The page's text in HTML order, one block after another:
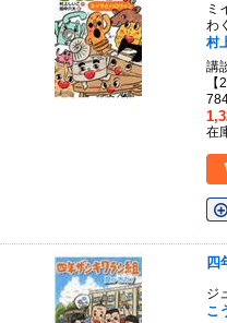
ミ
わ
村
講
在
四
ジ
こ